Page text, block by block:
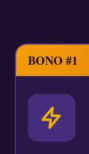
BONO #1